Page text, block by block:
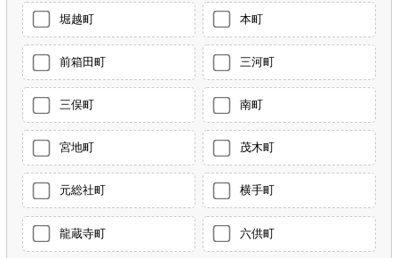
堀越町 本町
前箱田町 三河町
三俣町 南町
宮地町 茂木町
元総社町 横手町
龍蔵寺町 六供町